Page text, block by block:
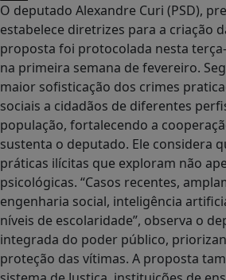
O deputado Alexandre Curi (PSD),
estabelece diretrizes para a criação
proposta foi protocolada nesta
na primeira semana de fevereiro.
maior sofisticação dos crimes
sociais a cidadãos de diferentes
população, fortalecendo a
sustenta o deputado. Ele considera
práticas ilícitas que exploram não
psicológicas. “Casos recentes,
engenharia social, inteligência
níveis de escolaridade”, observa o
integrada do poder público,
proteção das vítimas. A proposta